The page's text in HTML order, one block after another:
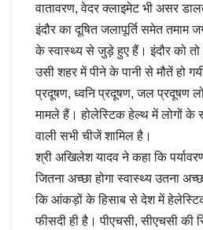
वातावरण, वेदर क्लाइमेट भी असर
इंदौर का दूषित जलापूर्ति समेत तमाम
के स्वास्थ्य से जुड़े हुए हैं। इंदौर को तो
उसी शहर में पीने के पानी से मौतें हो
प्रदूषण, ध्वनि प्रदूषण, जल प्रदूषण
मामले हैं। होलेस्टिक हेल्थ में लोगों के
वाली सभी चीजें शामिल है।
श्री अखिलेश यादव ने कहा कि
जितना अच्छा होगा स्वास्थ्य उतना
कि आंकड़ों के हिसाब से देश में
फीसदी ही है। पीएचसी, सीएचसी की